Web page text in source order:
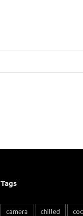
Tags
camera chilled